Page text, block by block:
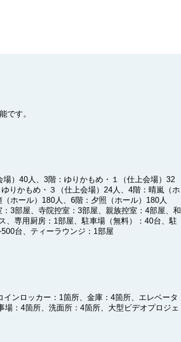
です。
）40人、3階：ゆりかもめ・１（仕上会場）32
りかもめ・３（仕上会場）24人、4階：晴嵐（ホ
ホール）180人、6階：夕照（ホール）180人
3部屋、寺院控室：3部屋、親族控室：4部屋、和
、専用厨房：1部屋、駐車場（無料）：40台、駐
台、ティーラウンジ：1部屋
ンロッカー：1箇所、金庫：4箇所、エレベータ
：4箇所、洗面所：4箇所、大型ビデオプロジェ